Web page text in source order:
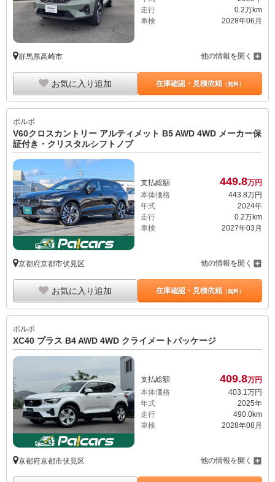
走行
0.2万km
車検
2028年06月
群馬県高崎市 他の情報を開く
お気に入り追加 在庫確認・見積依頼（無料）
ボルボ
V60クロスカントリー アルティメット B5 AWD 4WD メーカー保
証付き・クリスタルシフトノブ
支払総額 449.8万円
本体価格
443.8万円
年式
2024年
走行
0.2万km
車検
2027年03月
京都府京都市伏見区 他の情報を開く
お気に入り追加 在庫確認・見積依頼（無料）
ボルボ
XC40 プラス B4 AWD 4WD クライメートパッケージ
支払総額 409.8万円
本体価格
403. 1 万円
年式
2025年
走行
490.0km
車検
2028年08月
京都府京都市伏見区 他の情報を開く